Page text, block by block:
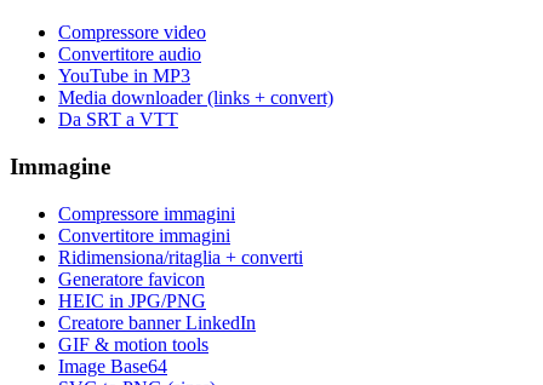
Compressore video
Convertitore audio
YouTube in MP3
Media downloader (links + convert)
Da SRT a VTT
Immagine
Compressore immagini
Convertitore immagini
Ridimensiona/ritaglia + converti
Generatore favicon
HEIC in JPG/PNG
Creatore banner LinkedIn
GIF & motion tools
Image Base64